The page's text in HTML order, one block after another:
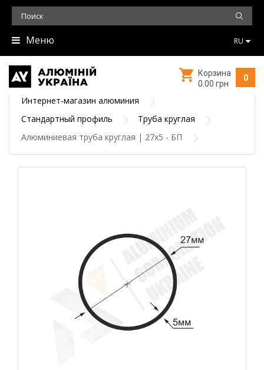
Меню RU
0
Корзина
0.00 грн
Интернет-магазин алюминия
Стандартный профиль
Труба круглая
Алюминиевая труба круглая | 27х5 - БП